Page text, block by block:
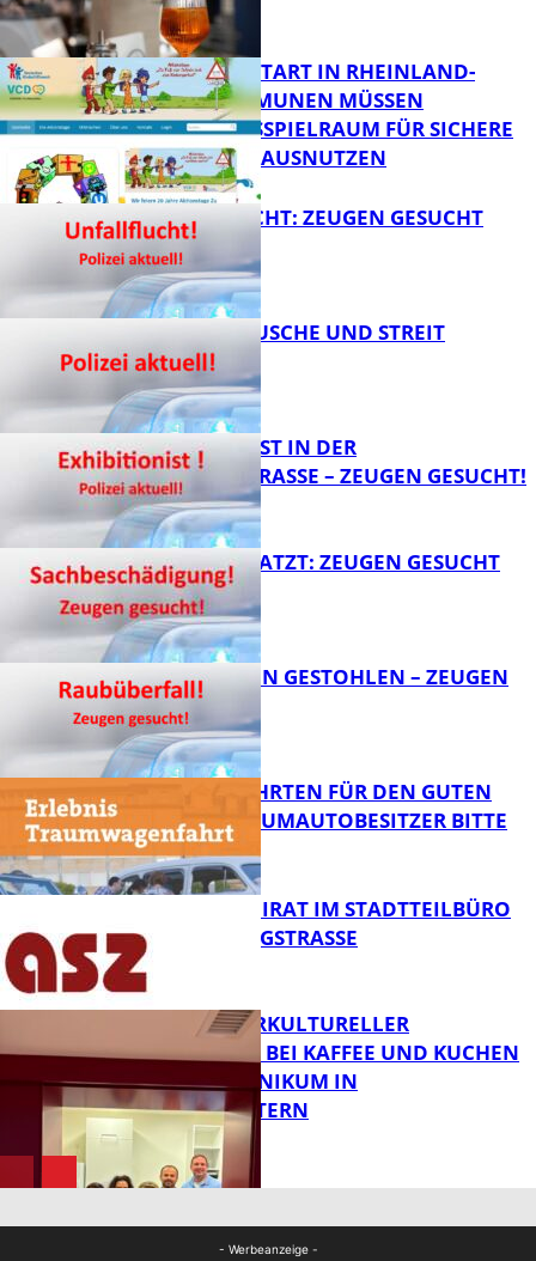
FB Kultur
ZUM SCHULSTART IN RHEINLAND-
PFALZ: KOMMUNEN MÜSSEN
HANDLUNGSSPIELRAUM FÜR SICHERE
SCHULWEGE AUSNUTZEN
UNFALLFLUCHT: ZEUGEN GESUCHT
KNALLGERÄUSCHE UND STREIT
EXHIBITIONIST IN DER
VELMANNSTRASSE – ZEUGEN GESUCHT!
AUTO ZERKRATZT: ZEUGEN GESUCHT
FB News
TEURE KETTEN GESTOHLEN – ZEUGEN
GESUCHT!
FB News
SPENDENFAHRTEN FÜR DEN GUTEN
ZWECK – TRAUMAUTOBESITZER BITTE
MELDEN!
FB News
SENIORENBEIRAT IM STADTTEILBÜRO
IN DER KÖNIGSTRASSE
NEUER INTERKULTURELLER
TREFFPUNKT BEI KAFFEE UND KUCHEN
IM PFALZKLINIKUM IN
KAISERSLAUTERN
- Werbeanzeige -